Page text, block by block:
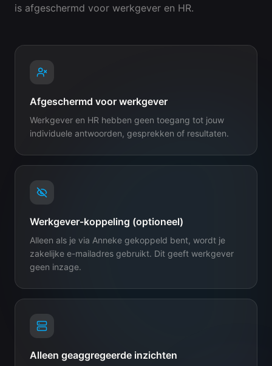
is afgeschermd voor werkgever en HR.
Afgeschermd voor werkgever
Werkgever en HR hebben geen toegang tot jouw
individuele antwoorden, gesprekken of resultaten.
Werkgever-koppeling (optioneel)
Alleen als je via Anneke gekoppeld bent, wordt je
zakelijke e-mailadres gebruikt. Dit geeft werkgever
geen inzage.
Alleen geaggregeerde inzichten